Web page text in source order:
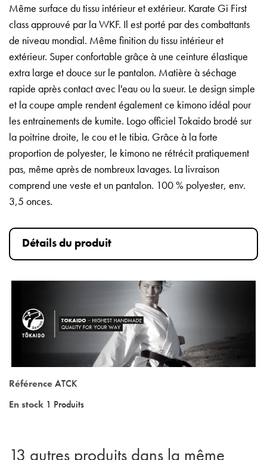
Même surface du tissu intérieur et extérieur. Karate Gi First
class approuvé par la WKF. Il est porté par des combattants
de niveau mondial. Même finition du tissu intérieur et
extérieur. Super confortable grâce à une ceinture élastique
extra large et douce sur le pantalon. Matière à séchage
rapide après contact avec l'eau ou la sueur. Le design simple
et la coupe ample rendent également ce kimono idéal pour
les entrainements de kumite. Logo officiel Tokaido brodé sur
la poitrine droite, le cou et le tibia. Grâce à la forte
proportion de polyester, le kimono ne rétrécit pratiquement
pas, même après de nombreux lavages. La livraison
comprend une veste et un pantalon. 100 % polyester, env.
3,5 onces.
Détails du produit
RéférenceATCK
En stock 1 Produits
13 autres produits dans la même